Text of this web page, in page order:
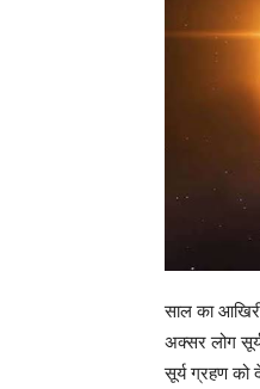
साल का
अक्सर लोग
सूर्य ग्रहण